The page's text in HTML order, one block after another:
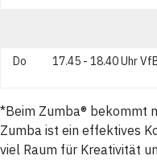
Do 17.45 - 18.40 Uhr
*Beim Zumba® bekommt
Zumba ist ein effektives
viel Raum für Kreativität